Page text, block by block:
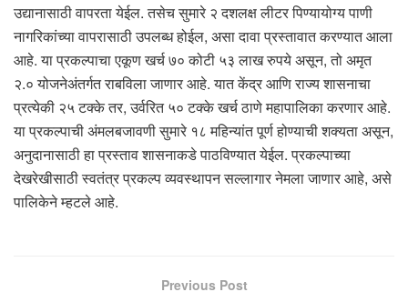
उद्यानासाठी वापरता येईल. तसेच सुमारे २ दशलक्ष लीटर पिण्यायोग्य पाणी
नागरिकांच्या वापरासाठी उपलब्ध होईल, असा दावा प्रस्तावात करण्यात आला
आहे. या प्रकल्पाचा एकूण खर्च ७० कोटी ५३ लाख रुपये असून, तो अमृत
२.० योजनेअंतर्गत राबविला जाणार आहे. यात केंद्र आणि राज्य शासनाचा
प्रत्येकी २५ टक्के तर, उर्वरित ५० टक्के खर्च ठाणे महापालिका करणार आहे.
या प्रकल्पाची अंमलबजावणी सुमारे १८ महिन्यांत पूर्ण होण्याची शक्यता असून,
अनुदानासाठी हा प्रस्ताव शासनाकडे पाठविण्यात येईल. प्रकल्पाच्या
देखरेखीसाठी स्वतंत्र प्रकल्प व्यवस्थापन सल्लागार नेमला जाणार आहे, असे
पालिकेने म्हटले आहे.
Previous Post